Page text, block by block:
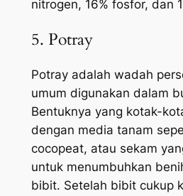
nitrogen, 16% fosfor, dan
5. Potray
Potray adalah wadah
umum digunakan dalam
Bentuknya yang kotak-
dengan media tanam
cocopeat, atau sekam
untuk menumbuhkan
bibit. Setelah bibit cukup